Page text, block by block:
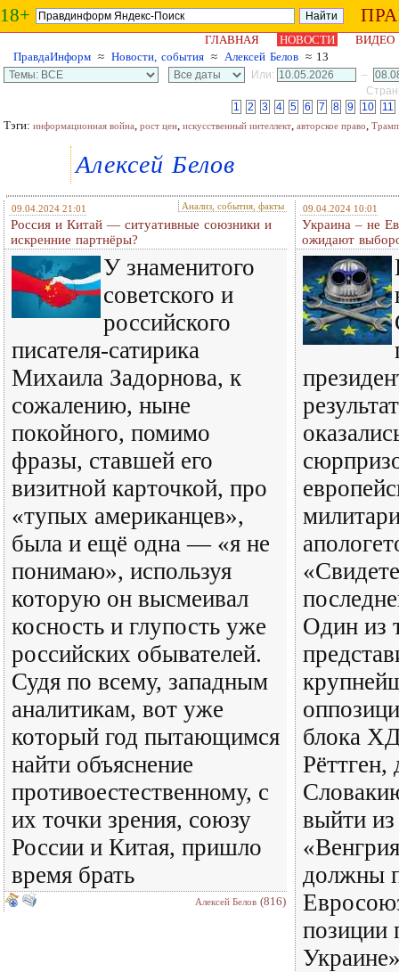
18+
ГЛАВНАЯ НОВОСТИ
ВИДЕО
ПравдаИнформ ≈ Новости, события ≈ Алексей Белов ≈ 13
Или:
–
1
2 3 4 5 6 7 8 9 10 11
Тэги: информационная война, рост цен, искусственный интеллект, авторское право, Трамп
Алексей Белов
09.04.2024 21:01 Анализ, события, факты
Россия и Китай — ситуативные союзники и
искренние партнёры?
У знаменитого
советского и
российского
писателя-сатирика
Михаила Задорнова, к
сожалению, ныне
покойного, помимо
фразы, ставшей его
визитной карточкой, про
«тупых американцев»,
была и ещё одна — «я не
понимаю», используя
которую он высмеивал
косность и глупость уже
российских обывателей.
Судя по всему, западным
аналитикам, вот уже
который год пытающимся
найти объяснение
противоестественному, с
их точки зрения, союзу
России и Китая, пришло
время брать
Алексей Белов (816)
09.04.2024 10:01
Украина – не
ожидают
Один из
блока
Рёттген,
выйти
должны
позиции